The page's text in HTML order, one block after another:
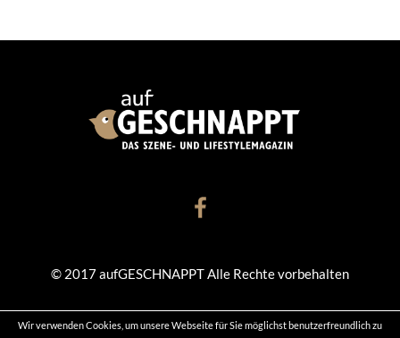
Wir verwenden Cookies, um unsere Webseite für Sie möglichst benutzerfreundlich zu
© 2017 aufGESCHNAPPT Alle Rechte vorbehalten
KONTAKT DATENSCHUTZ IMPRESSUM